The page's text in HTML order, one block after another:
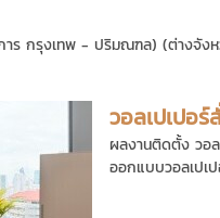
ร กรุงเทพ - ปริมณฑล) (ต่างจังห
วอลเปเปอ
ผลงานติดตั้ง วอ
ออกแบบวอลเปเ